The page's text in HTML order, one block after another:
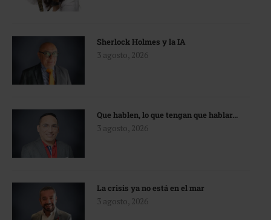
Sherlock Holmes y la IA
3 agosto, 2026
Que hablen, lo que tengan que hablar…
3 agosto, 2026
La crisis ya no está en el mar
3 agosto, 2026